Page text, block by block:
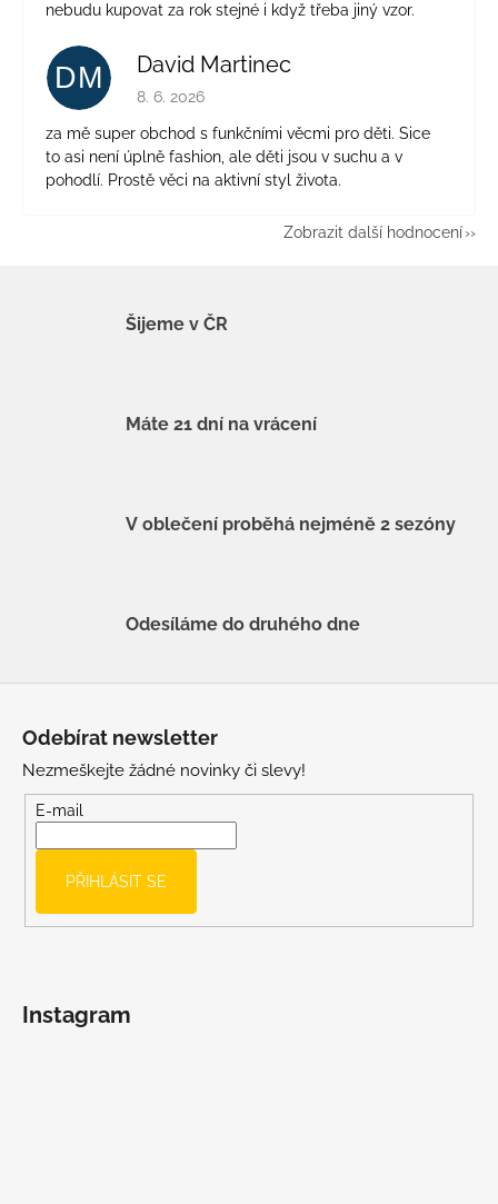
nebudu kupovat za rok stejné i když třeba jiný vzor.
DM David Martinec
Hodnocení obchodu je 5 z 5 hvězdiček.
8. 6. 2026
za mě super obchod s funkčními věcmi pro děti. Sice
to asi není úplně fashion, ale děti jsou v suchu a v
pohodlí. Prostě věci na aktivní styl života.
Zobrazit další hodnocení
Šijeme v ČR
Máte 21 dní na vrácení
V oblečení proběhá nejméně 2 sezóny
Odesíláme do druhého dne
Odebírat newsletter
Nezmeškejte žádné novinky či slevy!
E-mail
PŘIHLÁSIT SE
Instagram